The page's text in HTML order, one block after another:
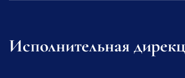
Исполнительная